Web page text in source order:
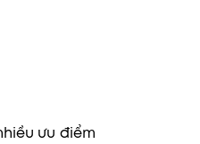
ưu điểm